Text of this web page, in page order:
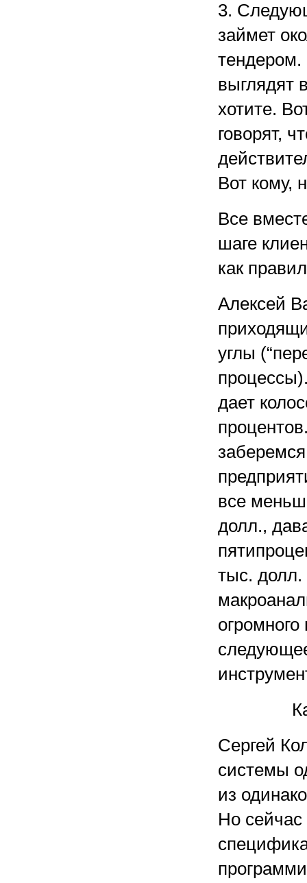
3.
займет
выглядят
хотите.
говорят,
Вот кому,
Все
шаге
как
Алексей
углы
дает
все
долл.,
тыс. долл.
Сергей
системы
из
Но